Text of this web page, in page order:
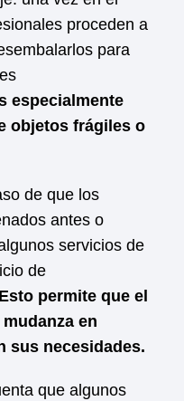
proceden a
para
especialmente
objetos frágiles o
de que los
antes o
servicios de
de
Esto permite que el
en
sus necesidades.
que algunos